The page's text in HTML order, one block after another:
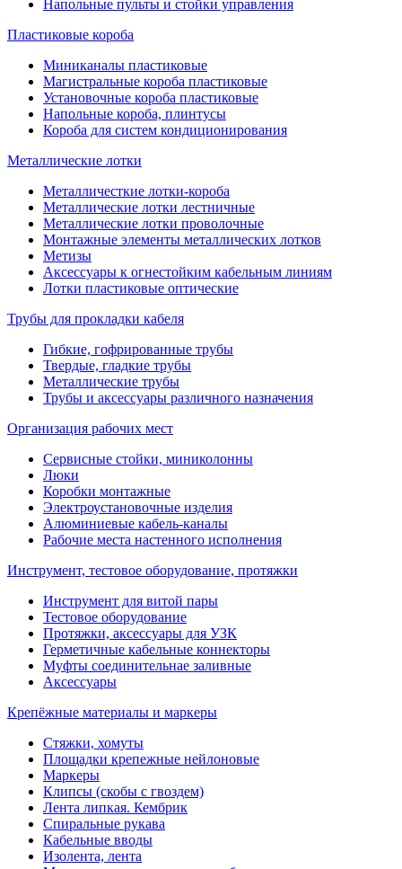
Напольные пульты и стойки управления
Пластиковые короба
Миниканалы пластиковые
Магистральные короба пластиковые
Установочные короба пластиковые
Напольные короба, плинтусы
Короба для систем кондиционирования
Металлические лотки
Металличесткие лотки-короба
Металлические лотки лестничные
Металлические лотки проволочные
Монтажные элементы металлических лотков
Метизы
Аксессуары к огнестойким кабельным линиям
Лотки пластиковые оптические
Трубы для прокладки кабеля
Гибкие, гофрированные трубы
Твердые, гладкие трубы
Металлические трубы
Трубы и аксессуары различного назначения
Организация рабочих мест
Сервисные стойки, миниколонны
Люки
Коробки монтажные
Электроустановочные изделия
Алюминиевые кабель-каналы
Рабочие места настенного исполнения
Инструмент, тестовое оборудование, протяжки
Инструмент для витой пары
Тестовое оборудование
Протяжки, аксессуары для УЗК
Герметичные кабельные коннекторы
Муфты соединительнае заливные
Аксессуары
Крепёжные материалы и маркеры
Стяжки, хомуты
Площадки крепежные нейлоновые
Маркеры
Клипсы (скобы с гвоздем)
Лента липкая. Кембрик
Спиральные рукава
Кабельные вводы
Изолента, лента